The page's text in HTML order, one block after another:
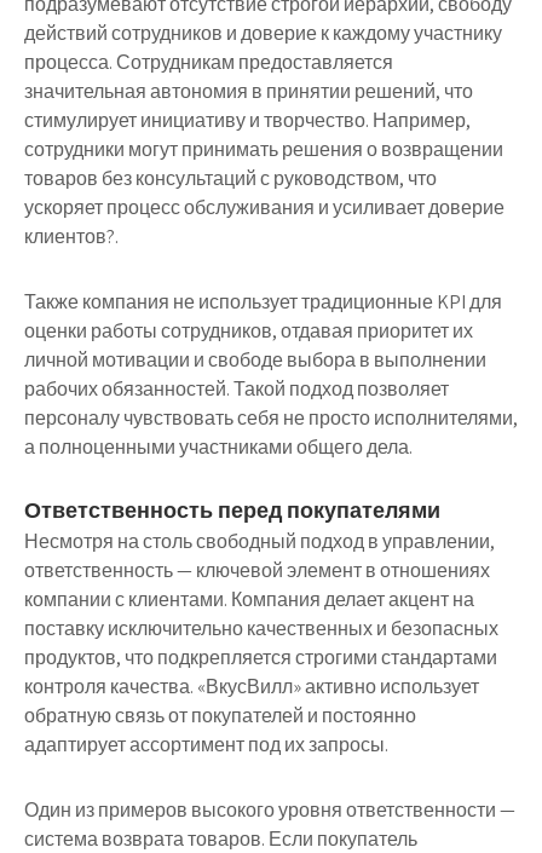
действий сотрудников и доверие к каждому участнику
процесса. Сотрудникам предоставляется
значительная автономия в принятии решений, что
стимулирует инициативу и творчество. Например,
сотрудники могут принимать решения о возвращении
товаров без консультаций с руководством, что
ускоряет процесс обслуживания и усиливает доверие
клиентов?.
Также компания не использует традиционные KPI для
оценки работы сотрудников, отдавая приоритет их
личной мотивации и свободе выбора в выполнении
рабочих обязанностей. Такой подход позволяет
персоналу чувствовать себя не просто исполнителями,
а полноценными участниками общего дела.
Ответственность перед покупателями
Несмотря на столь свободный подход в управлении,
ответственность — ключевой элемент в отношениях
компании с клиентами. Компания делает акцент на
поставку исключительно качественных и безопасных
продуктов, что подкрепляется строгими стандартами
контроля качества. «ВкусВилл» активно использует
обратную связь от покупателей и постоянно
адаптирует ассортимент под их запросы.
Один из примеров высокого уровня ответственности —
система возврата товаров. Если покупатель